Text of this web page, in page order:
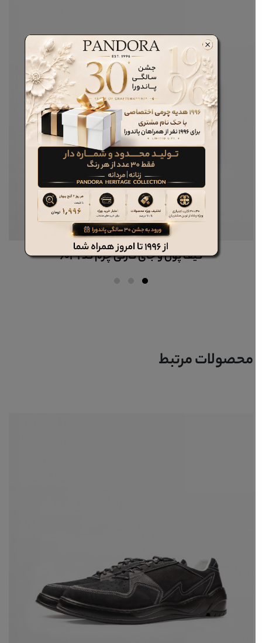
کیف پول و جای کارتی چرم کد 6029
محصولات مرتبط